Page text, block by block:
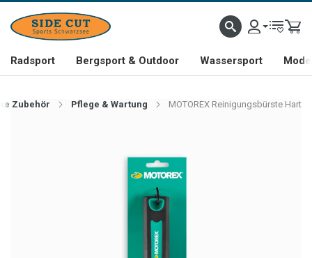
Radsport Bergsport & Outdoor Wassersport
Zubehör Pflege & Wartung MOTOREX Reinigungsbürste Hart